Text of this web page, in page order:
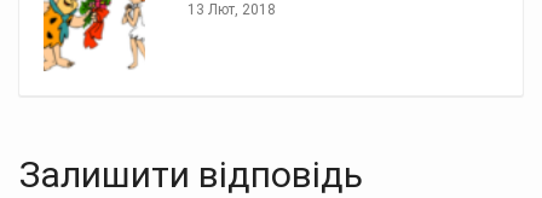
13 Лют, 2018
Залишити відповідь